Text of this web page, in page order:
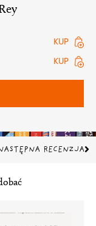
KUP
KUP
RECENZJA